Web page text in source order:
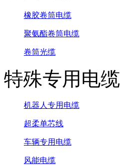
橡胶卷筒电缆
聚氨酯卷筒电缆
卷筒光缆
特殊专用电缆
机器人专用电缆
超柔单芯线
车辆专用电缆
风能电缆